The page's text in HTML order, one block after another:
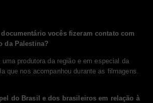
documentário vocês fizeram contato com
da Palestina?
produtora da região e em especial da
que nos acompanhou durante as filmagens.
do Brasil e dos brasileiros em relação à